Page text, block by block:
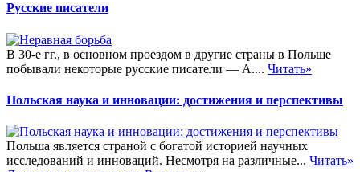
Русские писатели
В 30-е гг., в основном проездом в другие страны в Польше
побывали некоторые русские писатели — А.... Читать»
Польская наука и инновации: достижения и перспективы
Польша является страной с богатой историей научных
исследований и инноваций. Несмотря на различные... Читать»